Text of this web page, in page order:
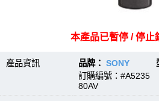
本產品已暫停 / 停止
產品資訊 品牌： SONY 型號
訂購編號：#A5235
80AV